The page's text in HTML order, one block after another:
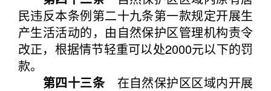
民违反本条例第二十九条第一款规定开展生
产生活活动的，由自然保护区管理机构责令
改正，根据情节轻重可以处2000元以下的罚
款。
第四十三条在自然保护区区域内开展